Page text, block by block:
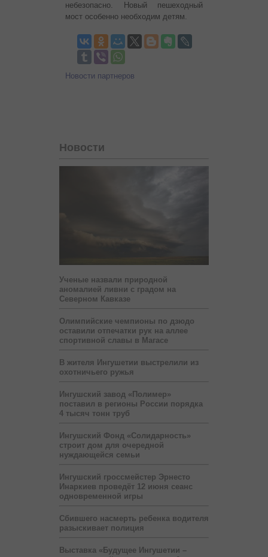
небезопасно. Новый пешеходный
мост особенно необходим детям.
Новости партнеров
Новости
Ученые назвали природной
аномалией ливни с градом на
Северном Кавказе
Олимпийские чемпионы по дзюдо
оставили отпечатки рук на аллее
спортивной славы в Магасе
В жителя Ингушетии выстрелили из
охотничьего ружья
Ингушский завод «Полимер»
поставил в регионы России порядка
4 тысяч тонн труб
Ингушский Фонд «Солидарность»
строит дом для очередной
нуждающейся семьи
Ингушский гроссмейстер Эрнесто
Инаркиев проведёт 12 июня сеанс
одновременной игры
Сбившего насмерть ребенка водителя
разыскивает полиция
Выставка «Будущее Ингушетии –